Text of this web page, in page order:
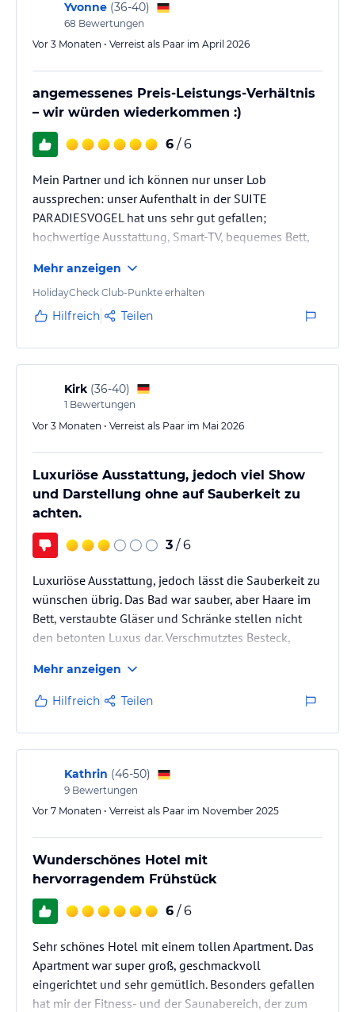
Yvonne (36-40)
68 Bewertungen
Vor 3 Monaten • Verreist als Paar im April 2026
angemessenes Preis-Leistungs-Verhältnis
– wir würden wiederkommen :)
6 / 6
Mein Partner und ich können nur unser Lob
aussprechen: unser Aufenthalt in der SUITE
PARADIESVOGEL hat uns sehr gut gefallen;
hochwertige Ausstattung, Smart-TV, bequemes Bett,
man für eine kurze Auszeit braucht. Auch das
Frühstück war lecker mit guter Auswahl (auch
vegetarisch/vegan). Das Gelände mit Teich und
hervorheben – im Sommer sicherlich noch besser
nutzbar.
Fast das einzige Manko in unseren Augen: die Sauna
bietet…
Mehr anzeigen
HolidayCheck Club-Punkte erhalten
Hilfreich Teilen
Kirk (36-40)
1 Bewertungen
Vor 3 Monaten • Verreist als Paar im Mai 2026
Luxuriöse Ausstattung, jedoch viel Show
und Darstellung ohne auf Sauberkeit zu
achten.
3 / 6
Luxuriöse Ausstattung, jedoch lässt die Sauberkeit zu
wünschen übrig. Das Bad war sauber, aber Haare im
Bett, verstaubte Gläser und Schränke stellen nicht
den betonten Luxus dar. Verschmutztes Besteck,
geschnittenes Brot mit Schimmel entsprechen nicht
dem, was die Besitzer darstellen (wollen). Natürlich
wurde viel investiert und man ist sehr freundlich,
aber offenbar völlig überfordert mit der Reinlichkeit.
Sympathie und Nettigkeiten gibt es so lange, wie der
Gast mitspielt.…
Mehr anzeigen
Hilfreich Teilen
Kathrin (46-50)
9 Bewertungen
Vor 7 Monaten • Verreist als Paar im November 2025
Wunderschönes Hotel mit
hervorragendem Frühstück
6 / 6
Sehr schönes Hotel mit einem tollen Apartment. Das
Apartment war super groß, geschmackvoll
eingerichtet und sehr gemütlich. Besonders gefallen
hat mir der Fitness- und der Saunabereich, der zum